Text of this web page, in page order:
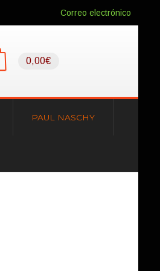
Correo electrónico
0,00€
PAUL NASCHY